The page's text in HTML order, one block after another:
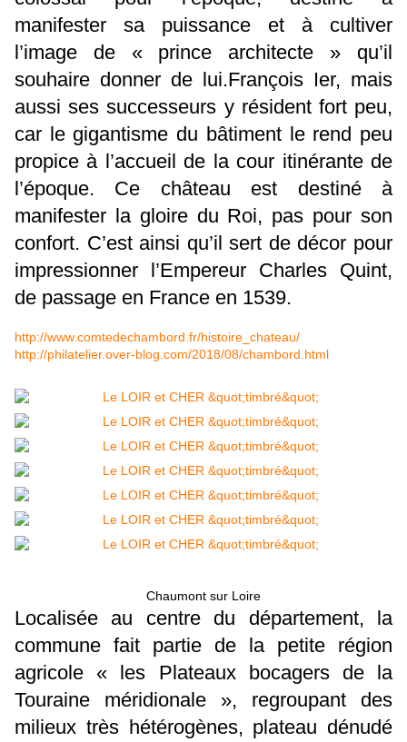
manifester sa puissance et à cultiver
l’image de « prince architecte » qu’il
souhaire donner de lui.François Ier, mais
aussi ses successeurs y résident fort peu,
car le gigantisme du bâtiment le rend peu
propice à l’accueil de la cour itinérante de
l’époque. Ce château est destiné à
manifester la gloire du Roi, pas pour son
confort. C’est ainsi qu’il sert de décor pour
impressionner l’Empereur Charles Quint,
de passage en France en 1539.
http://www.comtedechambord.fr/histoire_chateau/
http://philatelier.over-blog.com/2018/08/chambord.html
Chaumont sur Loire
Localisée au centre du département, la
commune fait partie de la petite région
agricole « les Plateaux bocagers de la
Touraine méridionale », regroupant des
milieux très hétérogènes, plateau dénudé